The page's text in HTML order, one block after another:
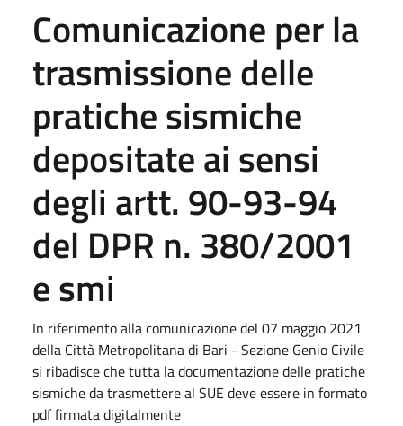
Comunicazione per la
trasmissione delle
pratiche sismiche
depositate ai sensi
degli artt. 90-93-94
del DPR n. 380/2001
e smi
In riferimento alla comunicazione del 07 maggio 2021
della Città Metropolitana di Bari - Sezione Genio Civile
si ribadisce che tutta la documentazione delle pratiche
sismiche da trasmettere al SUE deve essere in formato
pdf firmata digitalmente